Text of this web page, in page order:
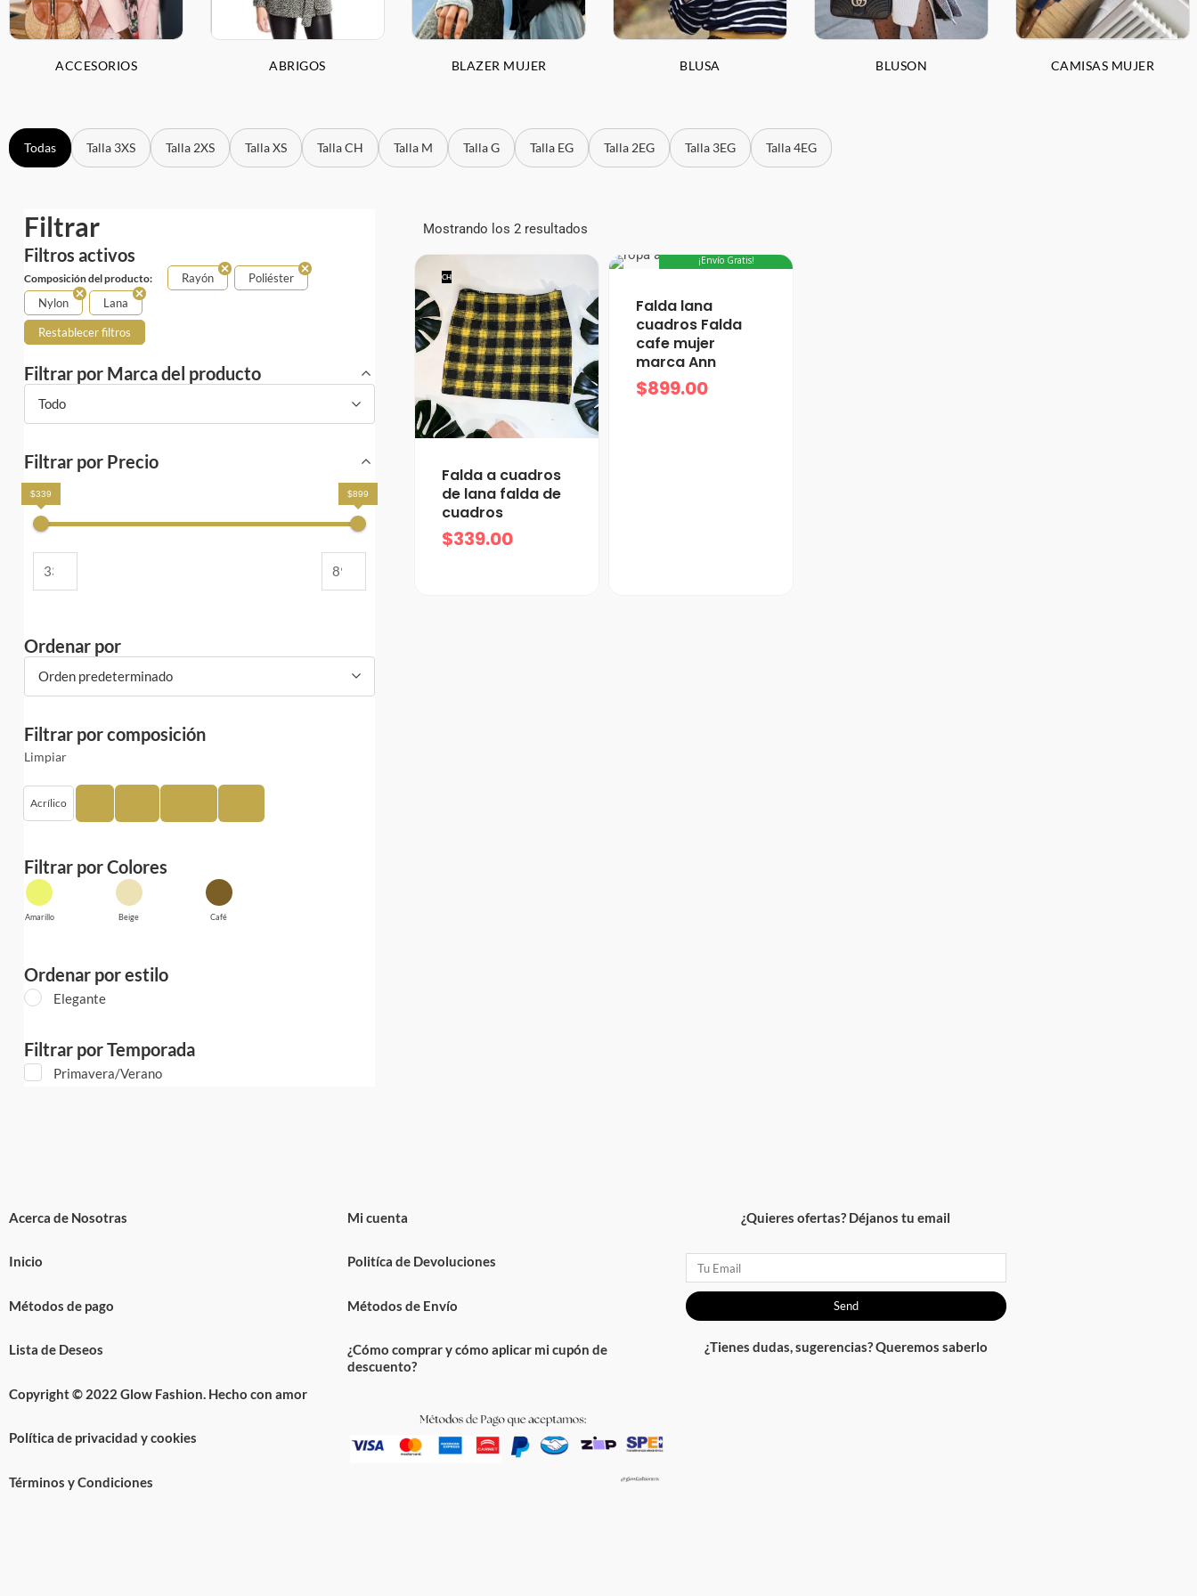
ACCESORIOS ABRIGOS BLAZER MUJER BLUSA BLUSON CAMISAS MUJER
Todas Talla 3XS Talla 2XS Talla XS Talla CH Talla M Talla G Talla EG Talla 2EG Talla 3EG Talla 4EG
Filtrar
Filtros activos
Composición del producto: Rayón
Poliéster
Nylon
Lana
Restablecer filtros
Filtrar por Marca del producto
Todo
Filtrar por Precio
$339 $899
Ordenar por
Orden predeterminado
Filtrar por composición
Limpiar
Acrílico
Filtrar por Colores
Amarillo Beige Café
Ordenar por estilo
Elegante
Filtrar por Temporada
Primavera/Verano
Mostrando los 2 resultados
CH
Falda a cuadros
de lana falda de
cuadros
$339.00
¡Envío Gratis!
Falda lana
cuadros Falda
cafe mujer
marca Ann
$899.00
Acerca de Nosotras
Inicio
Métodos de pago
Lista de Deseos
Copyright © 2022 Glow Fashion. Hecho con amor
Política de privacidad y cookies
Términos y Condiciones
Mi cuenta
Politíca de Devoluciones
Métodos de Envío
¿Cómo comprar y cómo aplicar mi cupón de
descuento?
¿Quieres ofertas? Déjanos tu email
Email
Send
¿Tienes dudas, sugerencias? Queremos saberlo